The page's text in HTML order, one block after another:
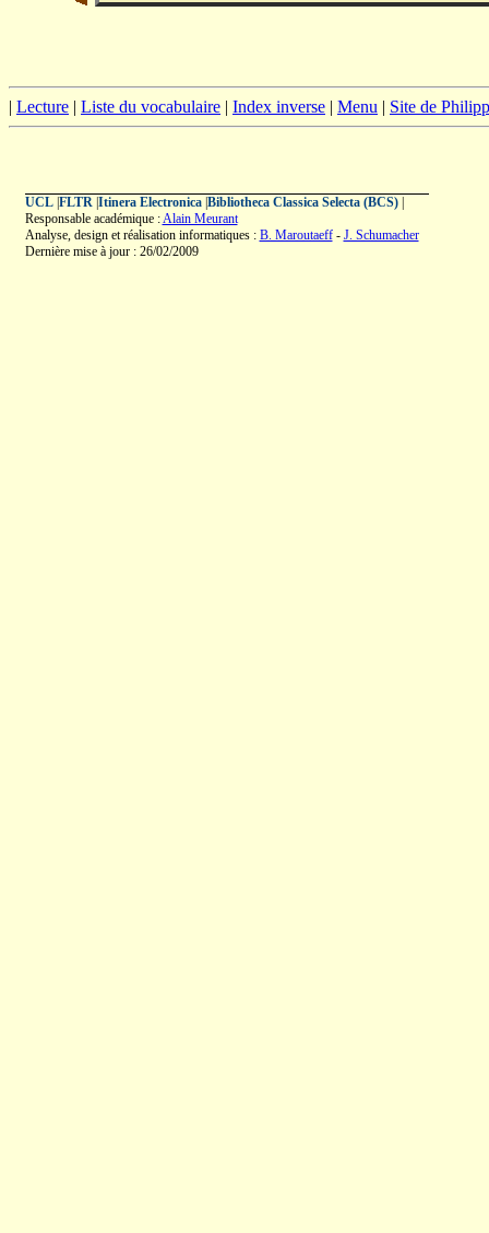
| Lecture | Liste du vocabulaire | Index inverse | Menu | Site de
UCL| FLTR| Itinera Electronica| Bibliotheca Classica Selecta (BCS)|
Responsable académique :Alain Meurant
Analyse, design et réalisation informatiques : B. Maroutaeff- J. Schumacher
Dernière mise à jour : 26/02/2009